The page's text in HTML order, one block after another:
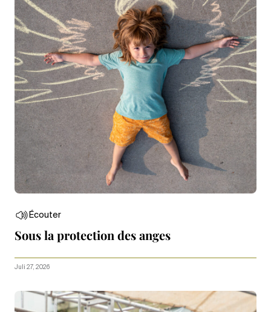
Écouter
Sous la protection des anges
Juli 27, 2026